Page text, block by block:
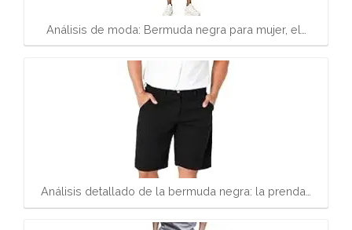
Análisis de moda: Bermuda negra para mujer, el…
Análisis detallado de la bermuda negra: la prenda…